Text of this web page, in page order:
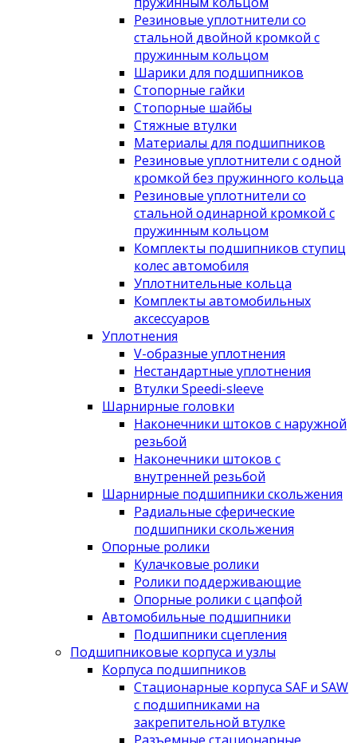
Резиновые уплотнители со
стальной двойной кромкой с
пружинным кольцом
Шарики для подшипников
Стопорные гайки
Стопорные шайбы
Стяжные втулки
Материалы для подшипников
Резиновые уплотнители с одной
кромкой без пружинного кольца
Резиновые уплотнители со
стальной одинарной кромкой с
пружинным кольцом
Комплекты подшипников ступиц
колес автомобиля
Уплотнительные кольца
Комплекты автомобильных
аксессуаров
Уплотнения
V-образные уплотнения
Нестандартные уплотнения
Втулки Speedi-sleeve
Шарнирные головки
Наконечники штоков с наружной
резьбой
Наконечники штоков с
внутренней резьбой
Шарнирные подшипники скольжения
Радиальные сферические
подшипники скольжения
Опорные ролики
Кулачковые ролики
Ролики поддерживающие
Опорные ролики с цапфой
Автомобильные подшипники
Подшипники сцепления
Подшипниковые корпуса и узлы
Корпуса подшипников
Стационарные корпуса SAF и SAW
с подшипниками на
закрепительной втулке